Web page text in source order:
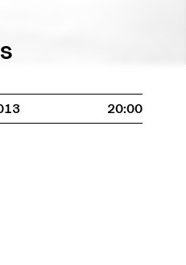
20:00